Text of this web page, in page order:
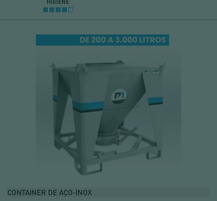
HIGIENE
CONTAINER DE AÇO-INOX